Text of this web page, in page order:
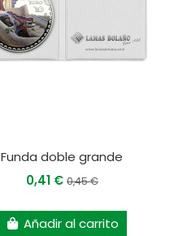
Funda doble grande
0,41 € 0,45 €
Añadir al carrito